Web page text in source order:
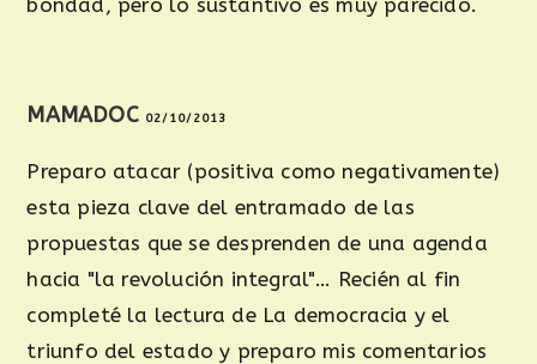
bondad, pero lo sustantivo es muy parecido.
MAMADOC 02/10/2013
Preparo atacar (positiva como negativamente)
esta pieza clave del entramado de las
propuestas que se desprenden de una agenda
hacia "la revolución integral"… Recién al fin
completé la lectura de La democracia y el
triunfo del estado y preparo mis comentarios